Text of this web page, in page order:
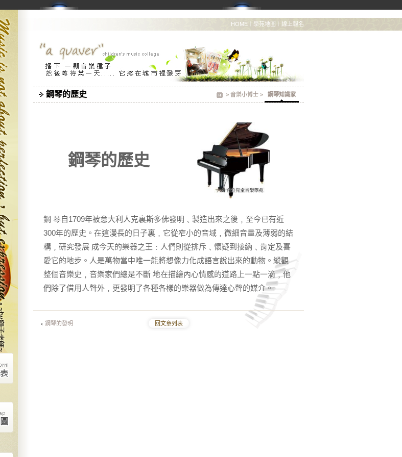
HOME 學苑地圖 線上報名
> 音樂小博士 > 鋼琴知識家
鋼琴的歷史
鋼琴的歷史
鋼 琴自1709年被意大利人克裏斯多佛發明﹑製造出來之後﹐至今已有近
300年的歷史。在這漫長的日子裏﹐它從窄小的音域﹐微細音量及薄弱的結
構﹐研究發展 成今天的樂器之王﹕人們則從排斥﹑懷疑到接納﹑肯定及喜
愛它的地步。人是萬物當中唯一能將想像力化成語言說出來的動物。縱觀
整個音樂史﹐音樂家們總是不斷 地在描繪內心情感的道路上一點一滴﹐他
們除了借用人聲外﹐更發明了各種各樣的樂器做為傳達心聲的媒介。
鋼琴的發明 回文章列表